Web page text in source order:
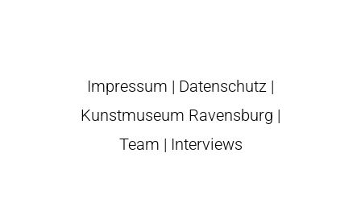
Impressum | Datenschutz |
Kunstmuseum Ravensburg |
Team | Interviews